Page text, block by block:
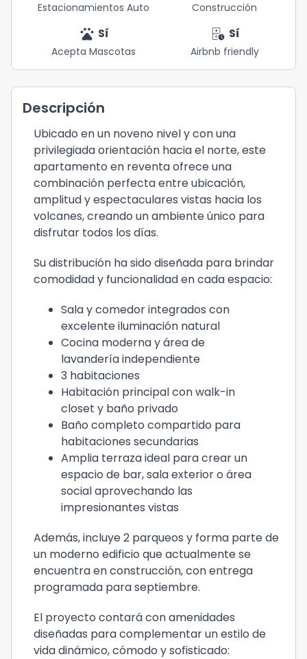
Estacionamientos Auto Construcción
pets Sí
Acepta Mascotas
short_stay Sí
Airbnb friendly
Descripción
Ubicado en un noveno nivel y con una
privilegiada orientación hacia el norte, este
apartamento en reventa ofrece una
combinación perfecta entre ubicación,
amplitud y espectaculares vistas hacia los
volcanes, creando un ambiente único para
disfrutar todos los días.
Su distribución ha sido diseñada para brindar
comodidad y funcionalidad en cada espacio:
Sala y comedor integrados con
excelente iluminación natural
Cocina moderna y área de
lavandería independiente
3 habitaciones
Habitación principal con walk-in
closet y baño privado
Baño completo compartido para
habitaciones secundarias
Amplia terraza ideal para crear un
espacio de bar, sala exterior o área
social aprovechando las
impresionantes vistas
Además, incluye 2 parqueos y forma parte de
un moderno edificio que actualmente se
encuentra en construcción, con entrega
programada para septiembre.
El proyecto contará con amenidades
diseñadas para complementar un estilo de
vida dinámico, cómodo y sofisticado: